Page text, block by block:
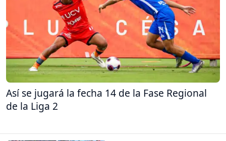
Así se jugará la fecha 14 de la Fase Regional
de la Liga 2